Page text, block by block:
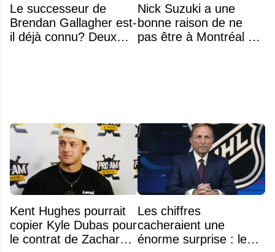
Le successeur de
Brendan Gallagher est-
il déjà connu? Deux
Nick Suzuki a une
bonne raison de ne
pas être à Montréal cet
Kent Hughes pourrait
copier Kyle Dubas pour
le contrat de Zachary
Les chiffres
cacheraient une
énorme surprise : le